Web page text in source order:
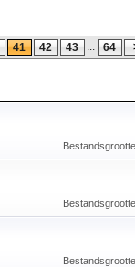
41 42 43 ... 64